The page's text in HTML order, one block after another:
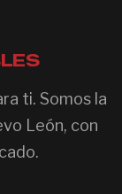
ti. Somos la
León, con